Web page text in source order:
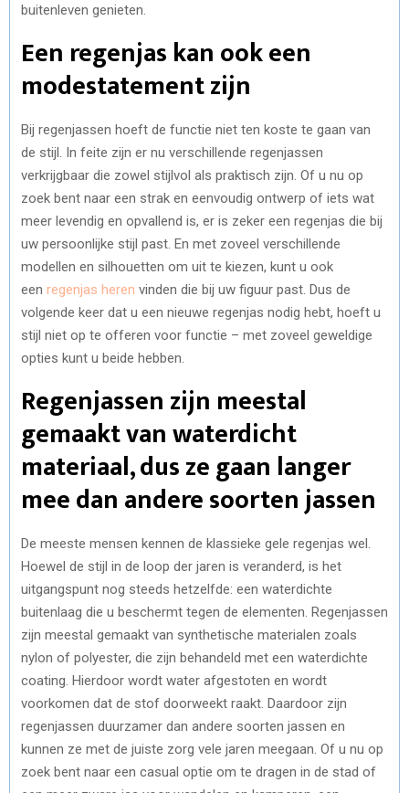
buitenleven genieten.
Een regenjas kan ook een
modestatement zijn
Bij regenjassen hoeft de functie niet ten koste te gaan van
de stijl. In feite zijn er nu verschillende regenjassen
verkrijgbaar die zowel stijlvol als praktisch zijn. Of u nu op
zoek bent naar een strak en eenvoudig ontwerp of iets wat
meer levendig en opvallend is, er is zeker een regenjas die bij
uw persoonlijke stijl past. En met zoveel verschillende
modellen en silhouetten om uit te kiezen, kunt u ook
een regenjas heren vinden die bij uw figuur past. Dus de
volgende keer dat u een nieuwe regenjas nodig hebt, hoeft u
stijl niet op te offeren voor functie – met zoveel geweldige
opties kunt u beide hebben.
Regenjassen zijn meestal
gemaakt van waterdicht
materiaal, dus ze gaan langer
mee dan andere soorten jassen
De meeste mensen kennen de klassieke gele regenjas wel.
Hoewel de stijl in de loop der jaren is veranderd, is het
uitgangspunt nog steeds hetzelfde: een waterdichte
buitenlaag die u beschermt tegen de elementen. Regenjassen
zijn meestal gemaakt van synthetische materialen zoals
nylon of polyester, die zijn behandeld met een waterdichte
coating. Hierdoor wordt water afgestoten en wordt
voorkomen dat de stof doorweekt raakt. Daardoor zijn
regenjassen duurzamer dan andere soorten jassen en
kunnen ze met de juiste zorg vele jaren meegaan. Of u nu op
zoek bent naar een casual optie om te dragen in de stad of